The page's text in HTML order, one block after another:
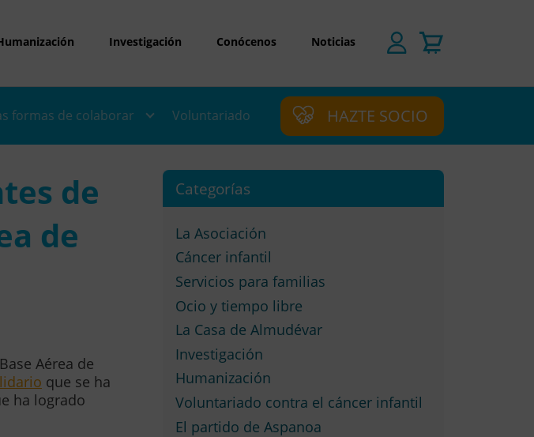
Investigación Conócenos Noticias
formas de colaborar Voluntariado HAZTE SOCIO
de
de
Aérea de
que se ha
ha logrado
Categorías
La Asociación
Cáncer infantil
Servicios para familias
Ocio y tiempo libre
La Casa de Almudévar
Investigación
Humanización
Voluntariado contra el cáncer infantil
El partido de Aspanoa